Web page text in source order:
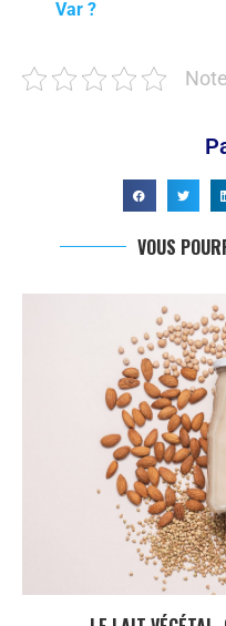
Var ?
VOUS